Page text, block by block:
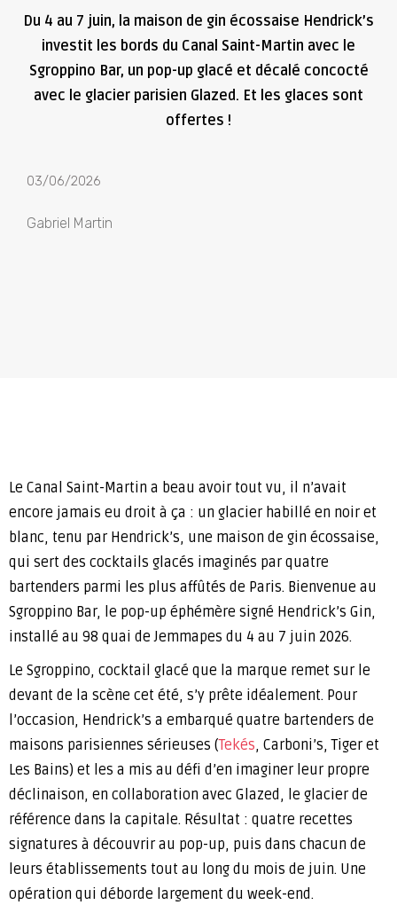
Du 4 au 7 juin, la maison de gin écossaise Hendrick’s
investit les bords du Canal Saint-Martin avec le
Sgroppino Bar, un pop-up glacé et décalé concocté
avec le glacier parisien Glazed. Et les glaces sont
offertes !
03/06/2026
Gabriel Martin
Le Canal Saint-Martin a beau avoir tout vu, il n’avait
encore jamais eu droit à ça : un glacier habillé en noir et
blanc, tenu par Hendrick’s, une maison de gin écossaise,
qui sert des cocktails glacés imaginés par quatre
bartenders parmi les plus affûtés de Paris. Bienvenue au
Sgroppino Bar, le pop-up éphémère signé Hendrick’s Gin,
installé au 98 quai de Jemmapes du 4 au 7 juin 2026.
Le Sgroppino, cocktail glacé que la marque remet sur le
devant de la scène cet été, s’y prête idéalement. Pour
l’occasion, Hendrick’s a embarqué quatre bartenders de
maisons parisiennes sérieuses (Tekés, Carboni’s, Tiger et
Les Bains) et les a mis au défi d’en imaginer leur propre
déclinaison, en collaboration avec Glazed, le glacier de
référence dans la capitale. Résultat : quatre recettes
signatures à découvrir au pop-up, puis dans chacun de
leurs établissements tout au long du mois de juin. Une
opération qui déborde largement du week-end.